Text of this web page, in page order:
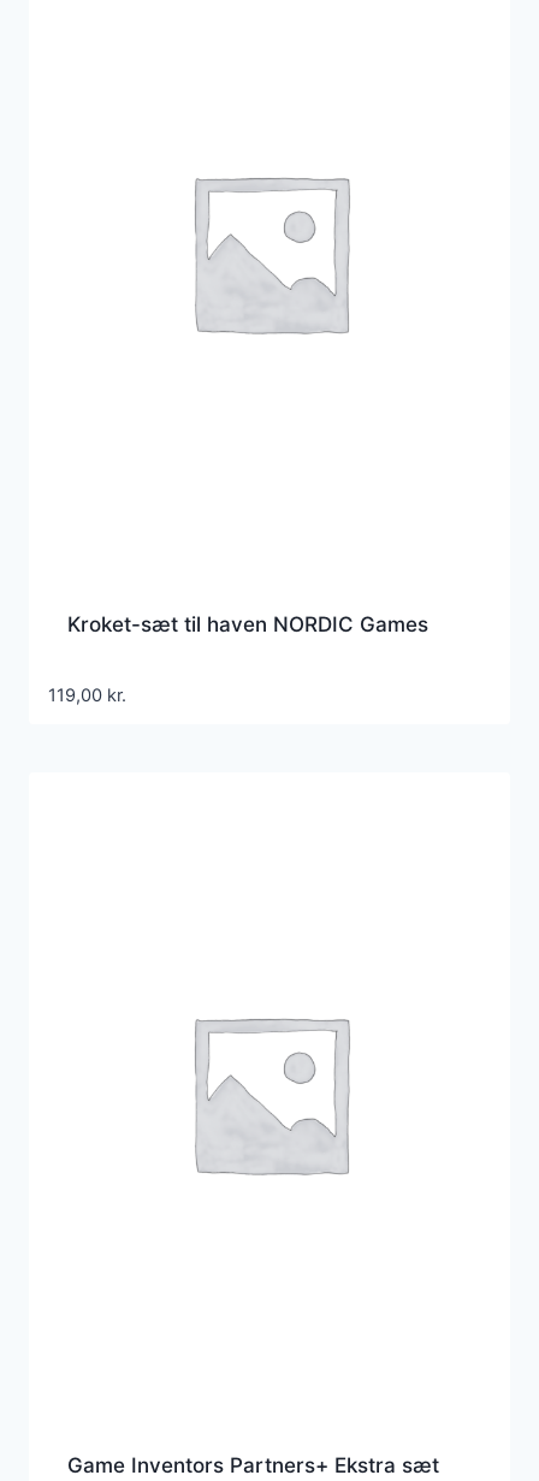
Kroket-sæt til haven NORDIC Games
119,00 kr.
Game Inventors Partners+ Ekstra sæt